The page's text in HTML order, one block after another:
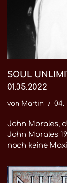
SOUL
01.05.2022
von Martin 04.
John Morales,
John Morales
noch keine